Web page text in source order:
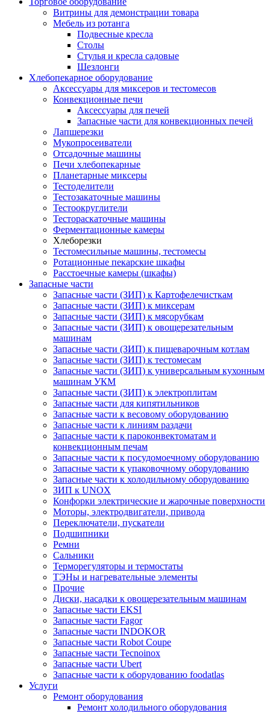
Витрины для демонстрации товара
Мебель из ротанга
Подвесные кресла
Столы
Стулья и кресла садовые
Шезлонги
Хлебопекарное оборудование
Аксессуары для миксеров и тестомесов
Конвекционные печи
Аксессуары для печей
Запасные части для конвекционных печей
Лапшерезки
Мукопросеиватели
Отсадочные машины
Печи хлебопекарные
Планетарные миксеры
Тестоделители
Тестозакаточные машины
Тестоокруглители
Тестораскаточные машины
Ферментационные камеры
Хлеборезки
Тестомесильные машины, тестомесы
Ротационные пекарские шкафы
Расстоечные камеры (шкафы)
Запасные части
Запасные части (ЗИП) к Картофелечисткам
Запасные части (ЗИП) к миксерам
Запасные части (ЗИП) к мясорубкам
Запасные части (ЗИП) к овощерезательным
машинам
Запасные части (ЗИП) к пищеварочным котлам
Запасные части (ЗИП) к тестомесам
Запасные части (ЗИП) к универсальным кухонным
машинам УКМ
Запасные части (ЗИП) к электроплитам
Запасные части для кипятильников
Запасные части к весовому оборудованию
Запасные части к линиям раздачи
Запасные части к пароконвектоматам и
конвекционным печам
Запасные части к посудомоечному оборудованию
Запасные части к упаковочному оборудованию
Запасные части к холодильному оборудованию
ЗИП к UNOX
Конфорки электрические и жарочные поверхности
Моторы, электродвигатели, привода
Переключатели, пускатели
Подшипники
Ремни
Сальники
Терморегуляторы и термостаты
ТЭНы и нагревательные элементы
Прочие
Диски, насадки к овощерезательным машинам
Запасные части EKSI
Запасные части Fagor
Запасные части INDOKOR
Запасные части Robot Coupe
Запасные части Tecnoinox
Запасные части Ubert
Запасные части к оборудованию foodatlas
Услуги
Ремонт оборудования
Ремонт холодильного оборудования